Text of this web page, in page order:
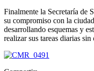
Finalmente la Secretaría de
su compromiso con la
desarrollando esquemas y
realizar sus tareas diarias sin